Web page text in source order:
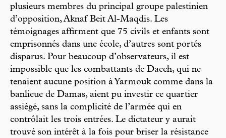
plusieurs membres du principal groupe palestinien
d’opposition, Aknaf Beit Al-Maqdis. Les
témoignages affirment que 75 civils et enfants sont
emprisonnés dans une école, d’autres sont portés
disparus. Pour beaucoup d’observateurs, il est
impossible que les combattants de Daech, qui ne
tenaient aucune position à Yarmouk comme dans la
banlieue de Damas, aient pu investir ce quartier
assiégé, sans la complicité de l’armée qui en
contrôlait les trois entrées. Le dictateur y aurait
trouvé son intérêt à la fois pour briser la résistance